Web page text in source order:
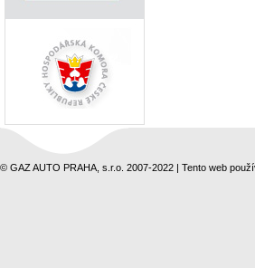
© GAZ AUTO PRAHA, s.r.o. 2007-2022 | Tento web